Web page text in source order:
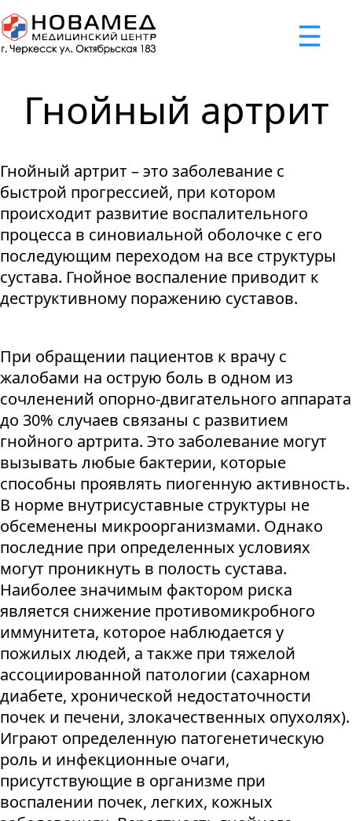
☰
x
Задать вопрос
Я принимаю"Cоглашение
об обработке персональных
данных."
Отправить вопрос
Успешно
Мы свяжемся с вами в ближайшее время
Неудача
Некорректно введен номер телефона
Неудача
Отклонена капча
Неудача
Не введено имя или вопрос
Неудача
Не принято соглашение
Гнойный артрит
Гнойный артрит – это заболевание с
быстрой прогрессией, при котором
происходит развитие воспалительного
процесса в синовиальной оболочке с его
последующим переходом на все структуры
сустава. Гнойное воспаление приводит к
деструктивному поражению суставов.
При обращении пациентов к врачу с
жалобами на острую боль в одном из
сочленений опорно-двигательного аппарата
до 30% случаев связаны с развитием
гнойного артрита. Это заболевание могут
вызывать любые бактерии, которые
способны проявлять пиогенную активность.
В норме внутрисуставные структуры не
обсеменены микроорганизмами. Однако
последние при определенных условиях
могут проникнуть в полость сустава.
Наиболее значимым фактором риска
является снижение противомикробного
иммунитета, которое наблюдается у
пожилых людей, а также при тяжелой
ассоциированной патологии (сахарном
диабете, хронической недостаточности
почек и печени, злокачественных опухолях).
Играют определенную патогенетическую
роль и инфекционные очаги,
присутствующие в организме при
воспалении почек, легких, кожных